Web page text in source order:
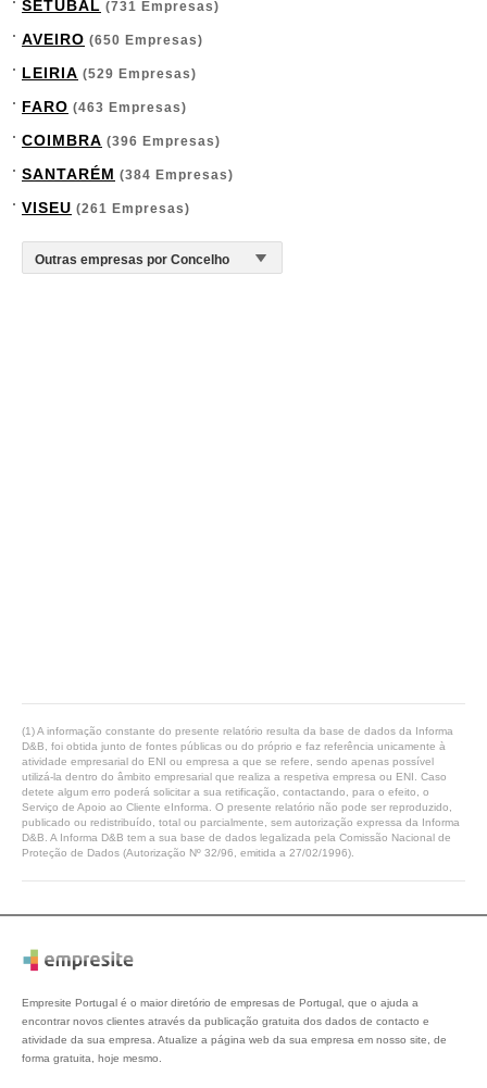
SETÚBAL (731 Empresas)
AVEIRO (650 Empresas)
LEIRIA (529 Empresas)
FARO (463 Empresas)
COIMBRA (396 Empresas)
SANTARÉM (384 Empresas)
VISEU (261 Empresas)
(1) A informação constante do presente relatório resulta da base de dados da Informa
D&B, foi obtida junto de fontes públicas ou do próprio e faz referência unicamente à
atividade empresarial do ENI ou empresa a que se refere, sendo apenas possível
utilizá-la dentro do âmbito empresarial que realiza a respetiva empresa ou ENI. Caso
detete algum erro poderá solicitar a sua retificação, contactando, para o efeito, o
Serviço de Apoio ao Cliente eInforma. O presente relatório não pode ser reproduzido,
publicado ou redistribuído, total ou parcialmente, sem autorização expressa da Informa
D&B. A Informa D&B tem a sua base de dados legalizada pela Comissão Nacional de
Proteção de Dados (Autorização Nº 32/96, emitida a 27/02/1996).
Empresite Portugal é o maior diretório de empresas de Portugal, que o ajuda a
encontrar novos clientes através da publicação gratuita dos dados de contacto e
atividade da sua empresa. Atualize a página web da sua empresa em nosso site, de
forma gratuita, hoje mesmo.